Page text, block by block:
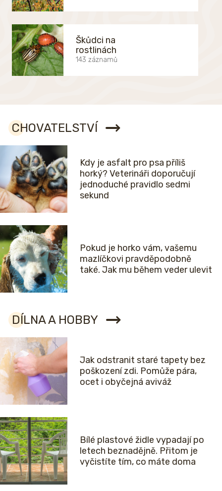
Škůdci na
rostlinách
143 záznamů
CHOVATELSTVÍ
Kdy je asfalt pro psa příliš
horký? Veterináři doporučují
jednoduché pravidlo sedmi
sekund
Pokud je horko vám, vašemu
mazlíčkovi pravděpodobně
také. Jak mu během veder ulevit
DÍLNA A HOBBY
Jak odstranit staré tapety bez
poškození zdi. Pomůže pára,
ocet i obyčejná aviváž
Bílé plastové židle vypadají po
letech beznadějně. Přitom je
vyčistíte tím, co máte doma